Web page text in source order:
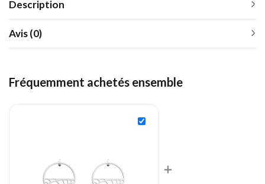
Description
Avis (0)
Fréquemment achetés ensemble
+